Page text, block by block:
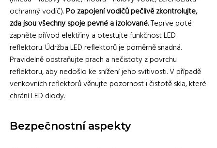
ochranný vodič).Po zapojení vodičů pečlivě zkontrolujte,
zda jsou všechny spoje pevné a izolované.Teprve poté
zapněte přívod elektřiny a otestujte funkčnost LED
reflektoru. Údržba LED reflektorů je poměrně snadná.
Pravidelně odstraňujte prach a nečistoty z povrchu
reflektoru, aby nedošlo ke snížení jeho svítivosti. V případě
venkovních reflektorů věnujte pozornost i čistotě skla, které
chrání LED diody.
Bezpečnostní aspekty